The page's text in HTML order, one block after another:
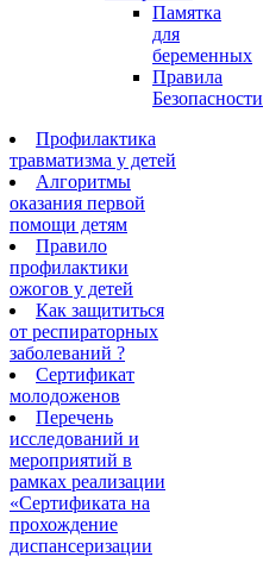
Памятка
для
беременных
Правила
Безопасности
Профилактика
травматизма у детей
Алгоритмы
оказания первой
помощи детям
Правило
профилактики
ожогов у детей
Как защититься
от респираторных
заболеваний ?
Сертификат
молодоженов
Перечень
исследований и
мероприятий в
рамках реализации
«Сертификата на
прохождение
диспансеризации